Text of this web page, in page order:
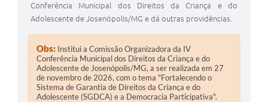
Conferência Municipal dos Direitos da Criança e do
Adolescente de Josenópolis/MG e dá outras providências.
Obs: Institui a Comissão Organizadora da IV
Conferência Municipal dos Direitos da Criança e do
Adolescente de Josenópolis/MG, a ser realizada em 27
de novembro de 2026, com o tema "Fortalecendo o
Sistema de Garantia de Direitos da Criança e do
Adolescente (SGDCA) e a Democracia Participativa".